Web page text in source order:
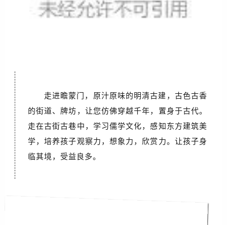
走进瞻蒙门，原汁原味的明清古建，古色古香
的街道、牌坊，让您仿佛穿越千年，置身于古代。
走在古街古巷中，学习儒学文化，感知东方建筑美
学，培养孩子观察力，想象力，欣赏力。让孩子身
临其境，受益良多。